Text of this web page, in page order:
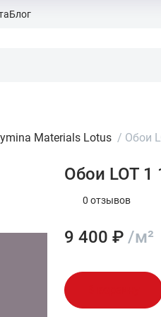
Блог
Materials Lotus / Обои
Обои LOT 1
0 отзывов
9 400 ₽ /м²